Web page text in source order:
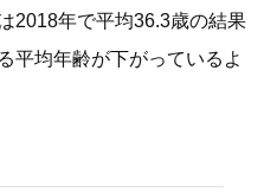
2018年で平均36.3歳の結果
平均年齢が下がっているよ